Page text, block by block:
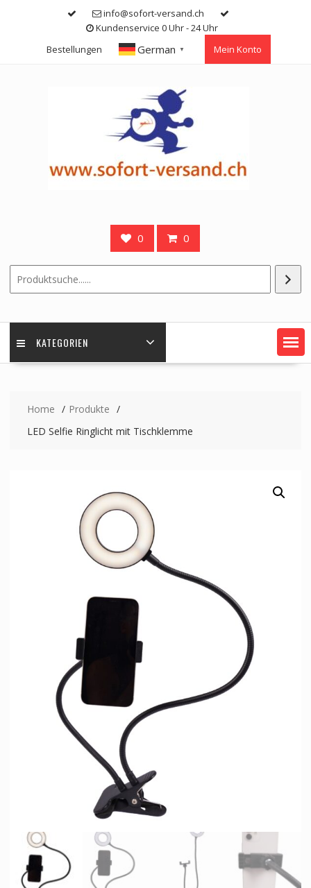
info@sofort-versand.ch
Kundenservice 0 Uhr - 24 Uhr
Bestellungen
German ▼ Mein Konto
0 0
KATEGORIEN
Home
Produkte
LED Selfie Ringlicht mit Tischklemme